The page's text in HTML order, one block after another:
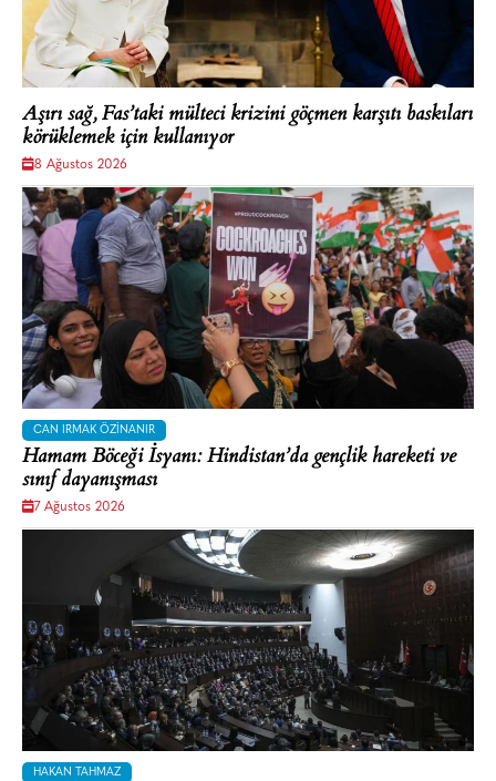
Aşırı sağ, Fas’taki mülteci krizini göçmen karşıtı baskıları
körüklemek için kullanıyor
8 Ağustos 2026
CAN IRMAK ÖZINANIR
Hamam Böceği İsyanı: Hindistan’da gençlik hareketi ve
sınıf dayanışması
7 Ağustos 2026
HAKAN TAHMAZ